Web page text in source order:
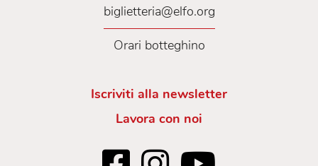
biglietteria@elfo.org
Orari botteghino
Iscriviti alla newsletter
Lavora con noi